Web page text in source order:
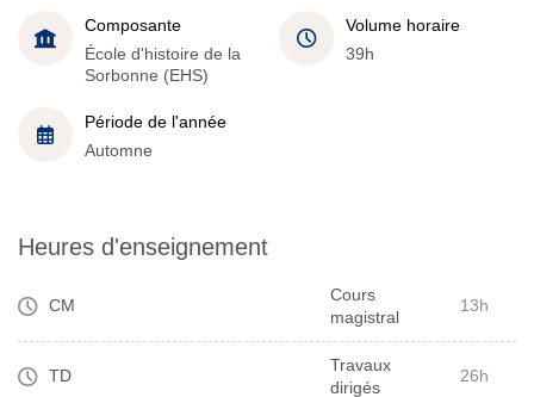
Composante
École d'histoire de la
Sorbonne (EHS)
Volume horaire
39h
Période de l'année
Automne
Heures d'enseignement
CM
Cours
magistral
13h
TD
Travaux
dirigés
26h